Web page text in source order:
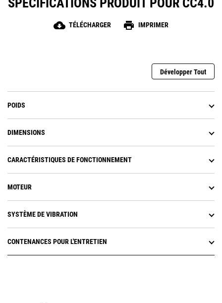
SPÉCIFICATIONS PRODUIT POUR CC4.0
cloud_download TÉLÉCHARGER print IMPRIMER
Développer Tout
POIDS
DIMENSIONS
CARACTÉRISTIQUES DE FONCTIONNEMENT
MOTEUR
SYSTÈME DE VIBRATION
CONTENANCES POUR L'ENTRETIEN